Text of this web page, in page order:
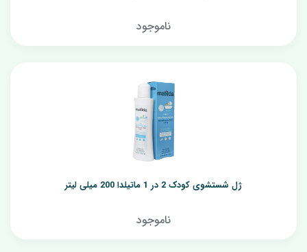
ناموجود
ژل شستشوی کودک 2 در 1 ماتیلدا 200 میلی لیتر
ناموجود